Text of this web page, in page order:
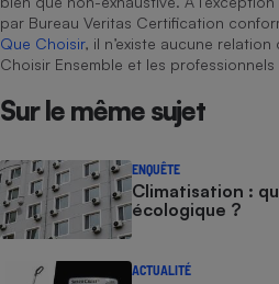
par Bureau Veritas Certification
Que Choisir, il n’existe aucune
Choisir Ensemble et les
Sur le même sujet
ENQUÊTE
Climatisation :
écologique ?
ACTUALITÉ